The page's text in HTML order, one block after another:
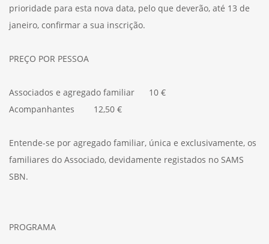
prioridade para esta nova data, pelo que deverão, até 13 de
janeiro, confirmar a sua inscrição.
PREÇO POR PESSOA
Associados e agregado familiar 10 €
Acompanhantes 12,50 €
Entende-se por agregado familiar, única e exclusivamente, os
familiares do Associado, devidamente registados no SAMS
SBN.
PROGRAMA